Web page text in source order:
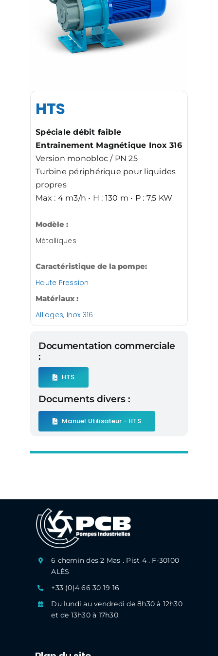
HTS
Spéciale débit faible
Entraînement Magnétique Inox 316
Version monobloc / PN 25
Turbine périphérique pour liquides
propres
Max : 4 m3/h • H : 130 m • P : 7,5 KW
Modèle :
Métalliques
Caractéristique de la pompe:
Haute Pression
Matériaux :
Alliages, Inox 316
Documentation commerciale
:
HTS
Documents divers :
Manuel Utilisateur - HTS
6 chemin des 2 Mas . Pist 4 . F-30100
ALÈS
+33 (0)4 66 30 19 16
Du lundi au vendredi de 8h30 à 12h30
et de 13h30 à 17h30.